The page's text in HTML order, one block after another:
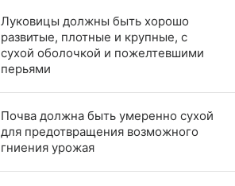
Луковицы должны быть хорошо
развитые, плотные и крупные, с
сухой оболочкой и пожелтевшими
перьями
Почва должна быть умеренно сухой
для предотвращения возможного
гниения урожая